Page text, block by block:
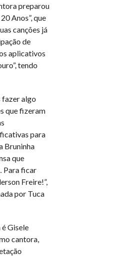
preparou
Anos”, que
canções já
de
aplicativos
tendo
fazer algo
que fizeram
para
Bruninha
que
Para ficar
Freire!”,
por Tuca
Gisele
cantora,